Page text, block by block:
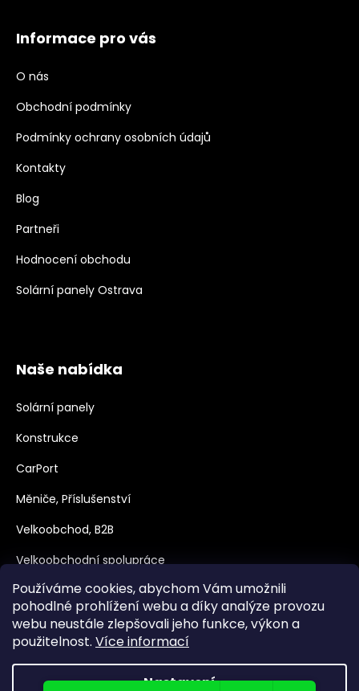
Používáme cookies, abychom Vám umožnili
pohodlné prohlížení webu a díky analýze provozu
webu neustále zlepšovali jeho funkce, výkon a
použitelnost. Více informací
Nastavení
Informace pro vás
O nás
Obchodní podmínky
Podmínky ochrany osobních údajů
Kontakty
Blog
Partneři
Hodnocení obchodu
Solární panely Ostrava
Naše nabídka
Solární panely
Konstrukce
CarPort
Měniče, Příslušenství
Velkoobchod, B2B
Velkoobchodní spolupráce
Dotace